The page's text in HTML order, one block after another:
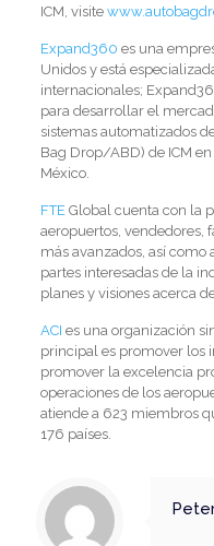
ICM, visite
Expand360 es una
Unidos y está
internacionales;
para desarrollar el
sistemas automatizados
Bag Drop/ABD) de ICM
México.
FTEGlobal cuenta con la
aeropuertos, vendedores,
más avanzados, así
partes interesadas de la
planes y visiones acerca
ACI es una organización
principal es promover los
promover la excelencia
operaciones de los
atiende a 623 miembros
176 países.